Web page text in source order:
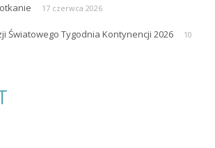
17 czerwca 2026
Światowego Tygodnia Kontynencji 2026
10